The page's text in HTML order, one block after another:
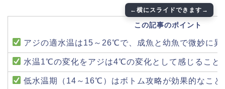
この記事のポイント
アジの適水温は15～26℃で、成魚と幼魚で微妙に異
水温1℃の変化をアジは4℃の変化として感じること
低水温期（14～16℃）はボトム攻略が効果的なこと